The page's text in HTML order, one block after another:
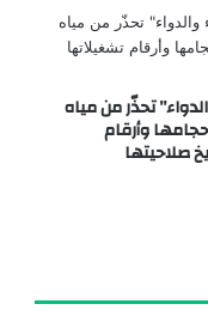
تحذّر من مياه
وأرقام
صلاحيتها